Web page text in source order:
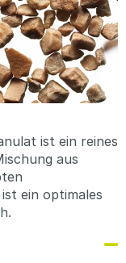
ist ein reines
aus
ein optimales